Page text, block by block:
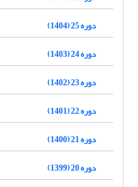
دوره 25 (1404)
دوره 24 (1403)
دوره 23 (1402)
دوره 22 (1401)
دوره 21 (1400)
دوره 20 (1399)